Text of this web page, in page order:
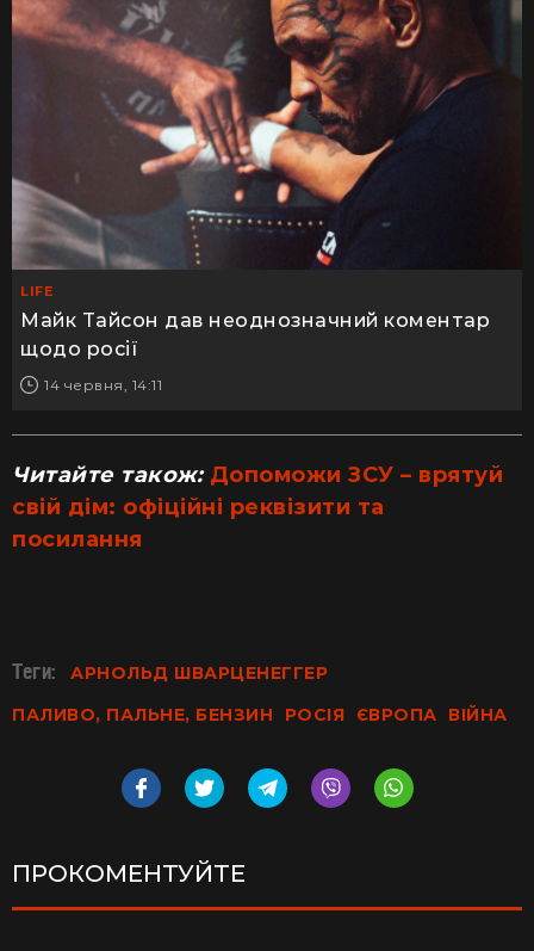
LIFE
Майк Тайсон дав неоднозначний коментар
щодо росії
14 червня, 14:11
Читайте також: Допоможи ЗСУ – врятуй
свій дім: офіційні реквізити та
посилання
Теги:
АРНОЛЬД ШВАРЦЕНЕГГЕР
ПАЛИВО, ПАЛЬНЕ, БЕНЗИН
РОСІЯ ЄВРОПА ВІЙНА
ПРОКОМЕНТУЙТЕ